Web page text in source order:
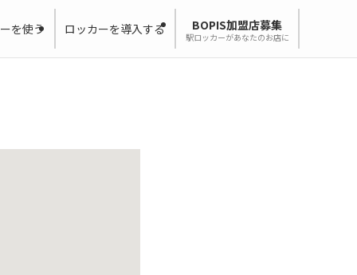
を使う ロッカーを導入する BOPIS加盟店募集
駅ロッカーがあなたのお店に